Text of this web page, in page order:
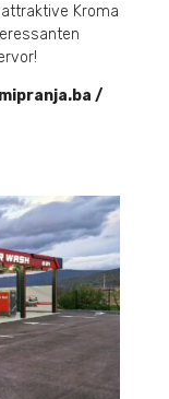
Kroma
/